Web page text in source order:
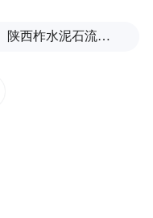
，不同于北京、
，浙话艺术剧院
陕西柞水泥石流灾害致3人遇难